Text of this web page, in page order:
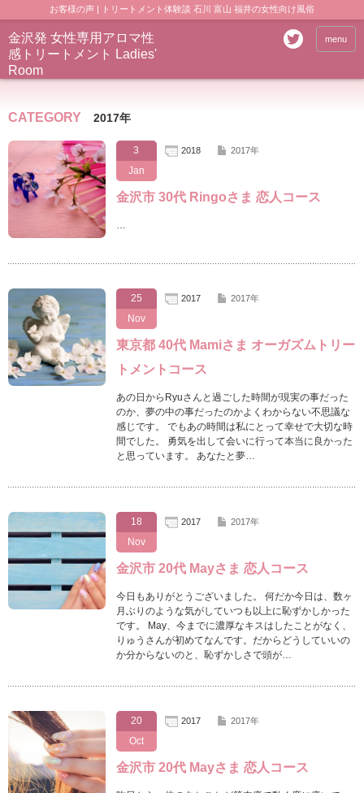
お客様の声 | トリートメント体験談 石川 富山 福井の女性向け風俗
金沢発 女性専用アロマ性
感トリートメント Ladies'
Room
menu
CATEGORY 2017年
3
Jan
2018 2017年
金沢市 30代 Ringoさま 恋人コース
…
25
Nov
2017 2017年
東京都 40代 Mamiさま オーガズムトリー
トメントコース
あの日からRyuさんと過ごした時間が現実の事だった
のか、夢の中の事だったのかよくわからない不思議な
感じです。 でもあの時間は私にとって幸せで大切な時
間でした。 勇気を出して会いに行って本当に良かった
と思っています。 あなたと夢…
18
Nov
2017 2017年
金沢市 20代 Mayさま 恋人コース
今日もありがとうございました。 何だか今日は、数ヶ
月ぶりのような気がしていつも以上に恥ずかしかった
です。 May、今までに濃厚なキスはしたことがなく、
りゅうさんが初めてなんです。だからどうしていいの
か分からないのと、恥ずかしさで頭が…
20
Oct
2017 2017年
金沢市 20代 Mayさま 恋人コース